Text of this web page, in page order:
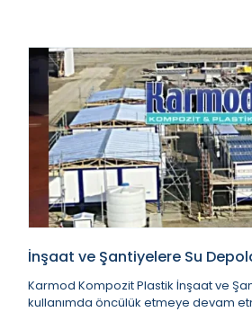
İnşaat ve Şantiyelere Su
Karmod Kompozit Plastik İnşaat ve
kullanımda öncülük etmeye devam